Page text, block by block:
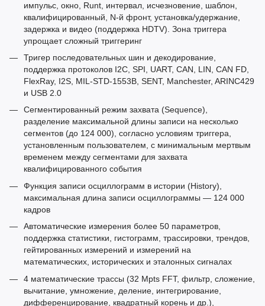
импульс, окно, Runt, интервал, исчезновение, шаблон,
квалифицированный, N-й фронт, установка/удержание,
задержка и видео (поддержка HDTV). Зона триггера
упрощает сложный триггеринг
Тригер последовательных шин и декодирование,
поддержка протоколов I2C, SPI, UART, CAN, LIN, CAN FD,
FlexRay, I2S, MIL-STD-1553B, SENT, Manchester, ARINC429
и USB 2.0
Сегментированный режим захвата (Sequence),
разделение максимальной длины записи на несколько
сегментов (до 124 000), согласно условиям триггера,
установленным пользователем, с минимальным мертвым
временем между сегментами для захвата
квалифицированного события
Функция записи осциллограмм в истории (History),
максимальная длина записи осциллограммы — 124 000
кадров
Автоматические измерения более 50 параметров,
поддержка статистики, гистограмм, трассировки, трендов,
гейтированных измерений и измерений на
математических, исторических и эталонных сигналах
4 математические трассы (32 Mpts FFT, фильтр, сложение,
вычитание, умножение, деление, интегрирование,
дифференцирование, квадратный корень и др.),